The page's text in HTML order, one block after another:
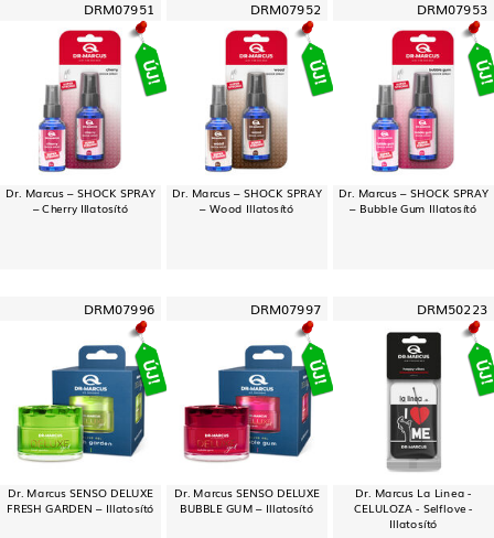
DRM07951
Dr. Marcus – SHOCK SPRAY
– Cherry Illatosító
DRM07952
Dr. Marcus – SHOCK SPRAY
– Wood Illatosító
DRM07953
Dr. Marcus – SHOCK SPRAY
– Bubble Gum Illatosító
DRM07996
Dr. Marcus SENSO DELUXE
FRESH GARDEN – Illatosító
DRM07997
Dr. Marcus SENSO DELUXE
BUBBLE GUM – Illatosító
DRM50223
Dr. Marcus La Linea -
CELULOZA - Selflove -
Illatosító